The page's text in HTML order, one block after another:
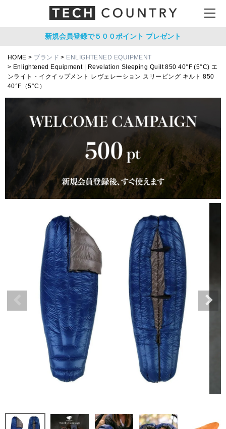
新規会員登録で５００ポイント プレゼント
HOME ブランド
ENLIGHTENED EQUIPMENT
Enlightened Equipment | Revelation Sleeping Quilt 850 40°F (5°C) エ
ンライト・イクイップメント レヴェレーション スリーピング キルト 850
40°F（5°C）